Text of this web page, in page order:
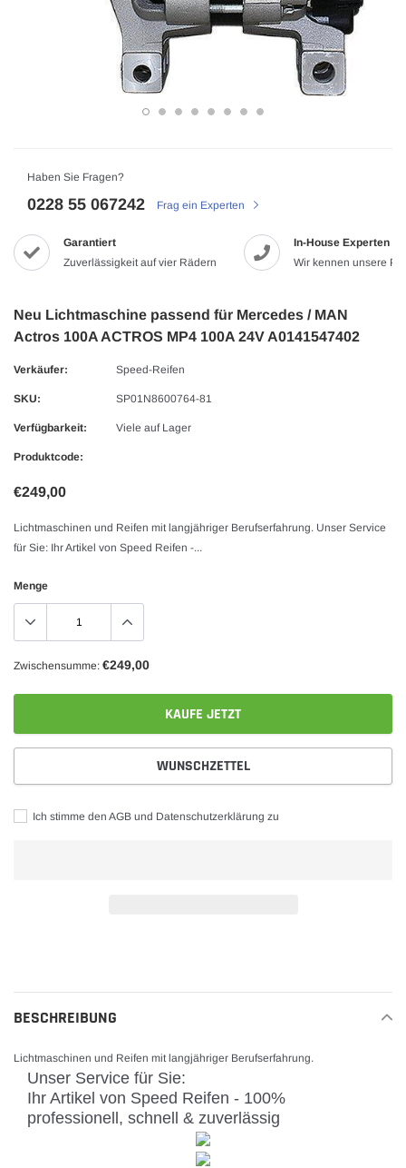
Haben Sie Fragen?
0228 55 067242 Frag ein Experten
Garantiert
Zuverlässigkeit auf vier Rädern
In-House Experten
Wir kennen unsere
Neu Lichtmaschine passend für Mercedes / MAN
Actros 100A ACTROS MP4 100A 24V A0141547402
Verkäufer: Speed-Reifen
SKU: SP01N8600764-81
Verfügbarkeit: Viele auf Lager
Produktcode:
€249,00
Lichtmaschinen und Reifen mit langjähriger Berufserfahrung. Unser Service
für Sie: Ihr Artikel von Speed Reifen -...
Menge
Zwischensumme: €249,00
KAUFE JETZT
WUNSCHZETTEL
Ich stimme den AGB und Datenschutzerklärung zu
hinzugefügt
BESCHREIBUNG
Lichtmaschinen und Reifen mit langjähriger Berufserfahrung.
Unser Service für Sie:
Ihr Artikel von Speed Reifen - 100%
professionell, schnell & zuverlässig